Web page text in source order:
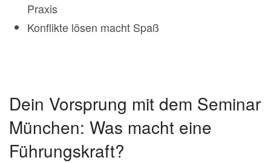
Praxis
Konflikte lösen macht Spaß
Dein Vorsprung mit dem Seminar
München: Was macht eine
Führungskraft?